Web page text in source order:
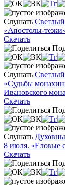
Слушать Светлый
«Апостолы-
Скачать
Слушать Светлый
«Судьбы
Ивановского
Скачать
Слушать
8 июля. «Еловые
Скачать